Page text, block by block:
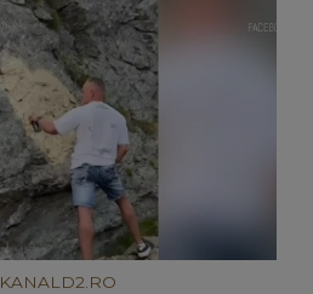
KANALD2.RO